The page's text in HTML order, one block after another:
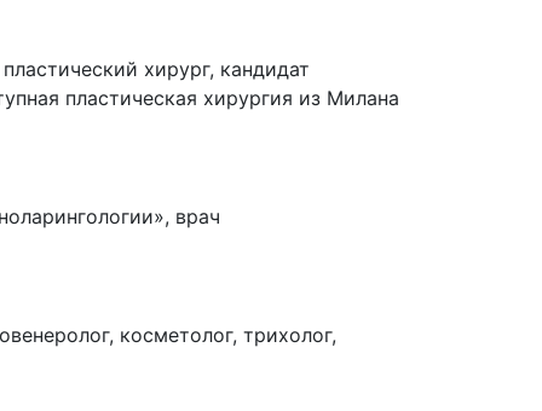
хирург, кандидат
пластическая хирургия из Милана
врач
косметолог, трихолог,